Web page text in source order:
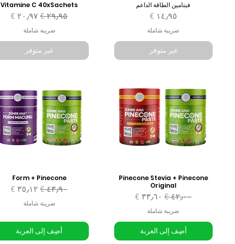
فيتامين الطاقة الداعم
السعر
ضريبة شاملة
غير متوفر
Vitamine C 40xSachets
سعر عادي‏٢٩٫٩٥ € سعر البيع
ضريبة شاملة
غير متوفر
Pinecone Stevia + Pinecone
Original
سعر عادي‏٤٢٫٠٠ € سعر البيع
ضريبة شاملة
أضِف إلى العربة
Form + Pinecone
سعر عادي‏٤٣٫٩٠ € سعر البيع
ضريبة شاملة
أضِف إلى العربة